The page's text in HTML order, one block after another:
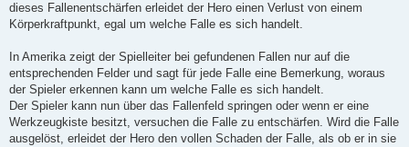
dieses Fallenentschärfen erleidet der Hero einen Verlust von einem
Körperkraftpunkt, egal um welche Falle es sich handelt.
In Amerika zeigt der Spielleiter bei gefundenen Fallen nur auf die
entsprechenden Felder und sagt für jede Falle eine Bemerkung, woraus
der Spieler erkennen kann um welche Falle es sich handelt.
Der Spieler kann nun über das Fallenfeld springen oder wenn er eine
Werkzeugkiste besitzt, versuchen die Falle zu entschärfen. Wird die Falle
ausgelöst, erleidet der Hero den vollen Schaden der Falle, als ob er in sie